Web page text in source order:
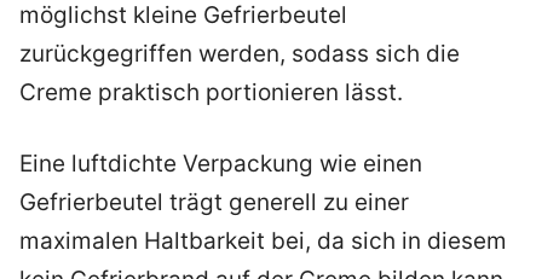
möglichst kleine Gefrierbeutel
zurückgegriffen werden, sodass sich die
Creme praktisch portionieren lässt.
Eine luftdichte Verpackung wie einen
Gefrierbeutel trägt generell zu einer
maximalen Haltbarkeit bei, da sich in diesem